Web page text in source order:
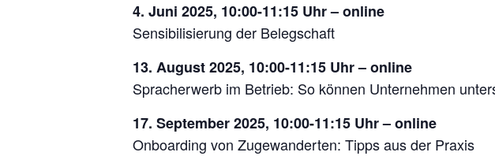
4. Juni 2025, 10:00-11:15 Uhr – online
Sensibilisierung der Belegschaft
13. August 2025, 10:00-11:15 Uhr – online
Spracherwerb im Betrieb: So können Unternehmen
17. September 2025, 10:00-11:15 Uhr – online
Onboarding von Zugewanderten: Tipps aus der Praxis